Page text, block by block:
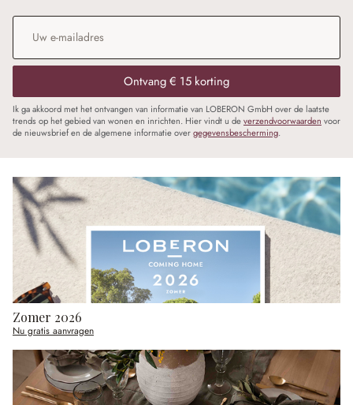
E-mailadres
Ontvang € 15 korting
Ik ga akkoord met het ontvangen van informatie van LOBERON GmbH over de laatste
trends op het gebied van wonen en inrichten. Hier vindt u deverzendvoorwaarden voor
de nieuwsbrief en de algemene informatie overgegevensbescherming.
Zomer 2026
Nu gratis aanvragen